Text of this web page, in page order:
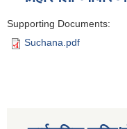
Supporting Documents:
Suchana.pdf